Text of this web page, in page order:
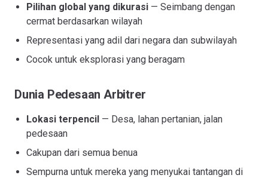
Pilihan global yang dikurasi — Seimbang dengan
cermat berdasarkan wilayah
Representasi yang adil dari negara dan subwilayah
Cocok untuk eksplorasi yang beragam
Dunia Pedesaan Arbitrer
Lokasi terpencil — Desa, lahan pertanian, jalan
pedesaan
Cakupan dari semua benua
Sempurna untuk mereka yang menyukai tantangan di